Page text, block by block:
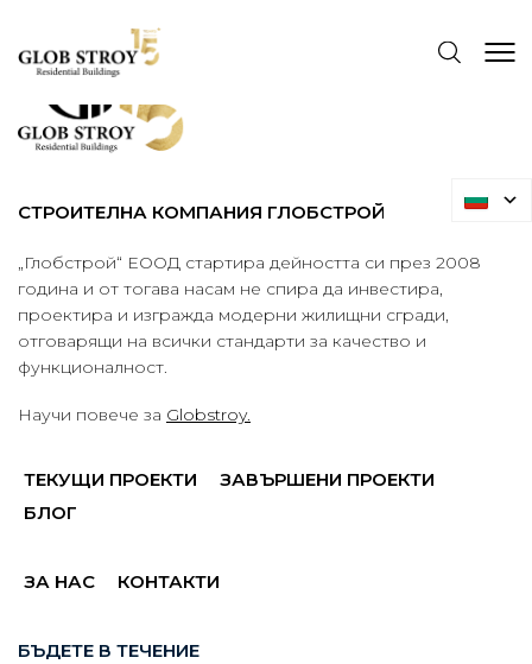
СТРОИТЕЛНА КОМПАНИЯ ГЛОБСТРОЙ
„Глобстрой“ ЕООД стартира дейността си през 2008
година и от тогава насам не спира да инвестира,
проектира и изгражда модерни жилищни сгради,
отговарящи на всички стандарти за качество и
функционалност.
Научи повече за Globstroy.
ТЕКУЩИ ПРОЕКТИ
ЗАВЪРШЕНИ ПРОЕКТИ
БЛОГ
ЗА НАС КОНТАКТИ
БЪДЕТЕ В ТЕЧЕНИЕ